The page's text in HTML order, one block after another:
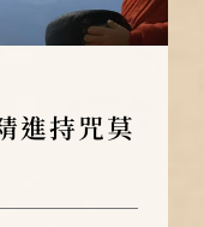
進持咒莫